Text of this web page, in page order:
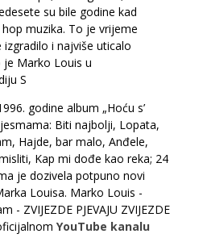
su bile godine kad
muzika. To je vrijeme
i najviše uticalo
je Marko Louis u
S
godine album „Hoću s’
Biti najbolji, Lopata,
Hajde, bar malo, Anđele,
Kap mi dođe kao reka; 24
je dozivela potpuno novi
Louisa. Marko Louis -
ZVIJEZDE PJEVAJU ZVIJEZDE
YouTube kanalu